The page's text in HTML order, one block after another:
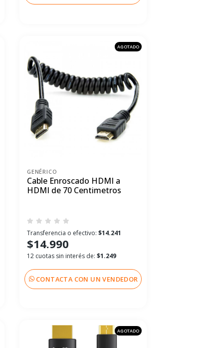
AGOTADO
GENÉRICO
Cable Enroscado HDMI a
HDMI de 70 Centimetros
Transferencia o efectivo: $14.241
$14.990
12 cuotas sin interés de: $1.249
CONTACTA CON UN VENDEDOR
AGOTADO